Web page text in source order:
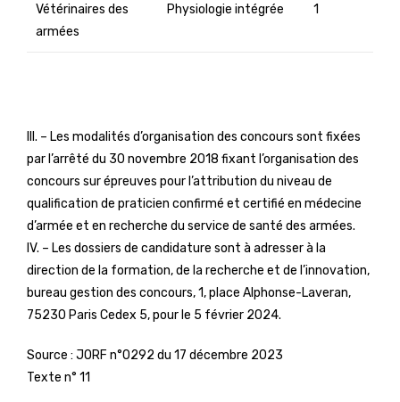
Vétérinaires des
armées
Physiologie intégrée 1
III. – Les modalités d’organisation des concours sont fixées
par l’arrêté du 30 novembre 2018 fixant l’organisation des
concours sur épreuves pour l’attribution du niveau de
qualification de praticien confirmé et certifié en médecine
d’armée et en recherche du service de santé des armées.
IV. – Les dossiers de candidature sont à adresser à la
direction de la formation, de la recherche et de l’innovation,
bureau gestion des concours, 1, place Alphonse-Laveran,
75230 Paris Cedex 5, pour le 5 février 2024.
Source : JORF n°0292 du 17 décembre 2023
Texte n° 11